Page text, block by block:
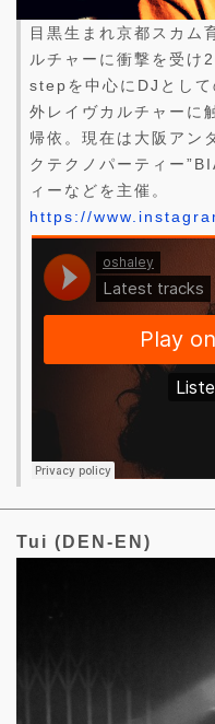
目黒生まれ京都スカム
ルチャーに衝撃を受
stepを中心にDJとし
外レイヴカルチャーに
帰依。現在は大阪アン
クテクノパーティー
ィーなどを主催。
https://
Tui (DEN-EN)